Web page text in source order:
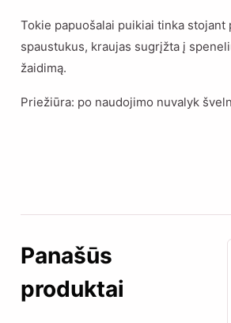
Tokie papuošalai puikiai tinka
spaustukus, kraujas sugrįžta į
žaidimą.
Priežiūra: po naudojimo nuvalyk
Panašūs
produktai